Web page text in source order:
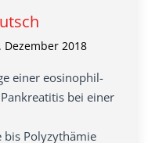
Dezember 2018
einer eosinophil-
bei einer
bis Polyzythämie